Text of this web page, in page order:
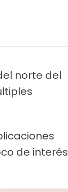
norte del
de interés